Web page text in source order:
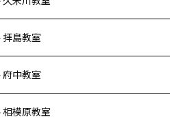
島教室
中教室
模原教室